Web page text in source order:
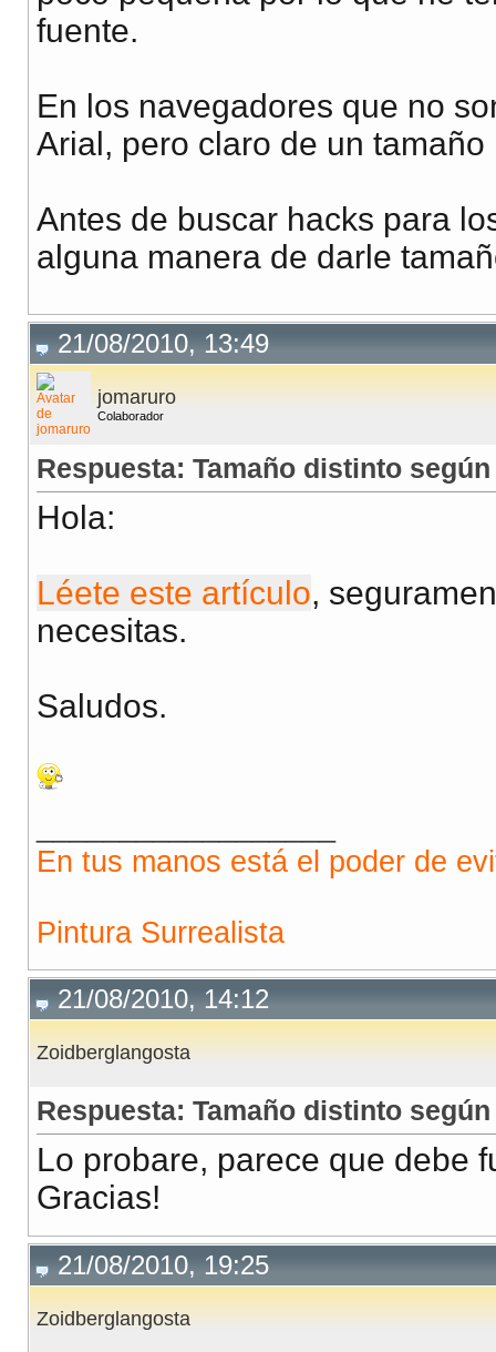
fuente.
En los navegadores que no
Arial, pero claro de un tamaño
Antes de buscar hacks para
alguna manera de darle
21/08/2010, 13:49
jomaruro
Colaborador
Respuesta: Tamaño distinto
Hola:
Léete este artículo,
necesitas.
Saludos.
En tus manos está el poder de
Pintura Surrealista
21/08/2010, 14:12
Zoidberglangosta
Respuesta: Tamaño distinto
Lo probare, parece que debe
Gracias!
21/08/2010, 19:25
Zoidberglangosta